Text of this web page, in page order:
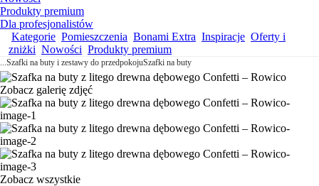
Produkty premium
Dla profesjonalistów
Kategorie Pomieszczenia Bonami Extra Inspiracje Oferty i
zniżki Nowości Produkty premium
...Szafki na buty i zestawy do przedpokojuSzafki na buty
Zobacz galerię zdjęć
Zobacz wszystkie